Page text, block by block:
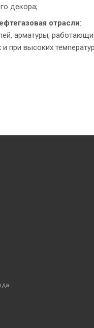
декора;
отрасли:
арматуры,
при высоких